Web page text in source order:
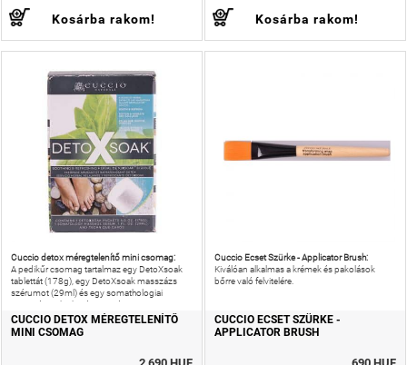
Kosárba rakom! Kosárba rakom!
Cuccio detox méregtelenítő mini csomag:
A pedikűr csomag tartalmaz egy DetoXsoak
tablettát (178g), egy DetoXsoak masszázs
szérumot (29ml) és egy somathologiai
masszás technikai útmutatót.
CUCCIO DETOX MÉREGTELENÍTŐ
MINI CSOMAG
Cuccio Ecset Szürke - Applicator Brush:
Kiválóan alkalmas a krémek és pakolások
bőrre való felvitelére.
CUCCIO ECSET SZÜRKE -
APPLICATOR BRUSH